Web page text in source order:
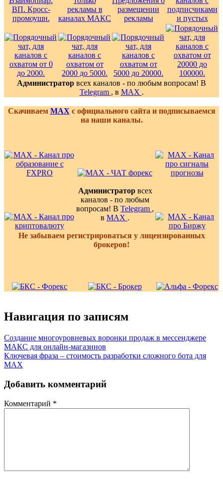
Администратор всех каналов - по любым вопросам! В
Telegram , в MAX .
Скачиваем MAX с официального сайта и подписываемся
на наши каналы.
Администраторвсех
каналов - по любым
вопросам! В Telegram ,
в MAX .
Не забываем регистрироваться у лицензированных
брокеров!
Навигация по записям
Создание многоуровневых воронки продаж в мессенджере
МАКС для онлайн-магазинов
Ключевая фраза – стоимость разработки сложного бота для
MAX
Добавить комментарий
Комментарий *